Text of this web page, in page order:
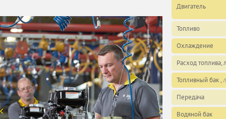
Двигатель
Топливо
Охлаждение
Расход топлива,
Топливный бак ,л
Передача
Водяной бак